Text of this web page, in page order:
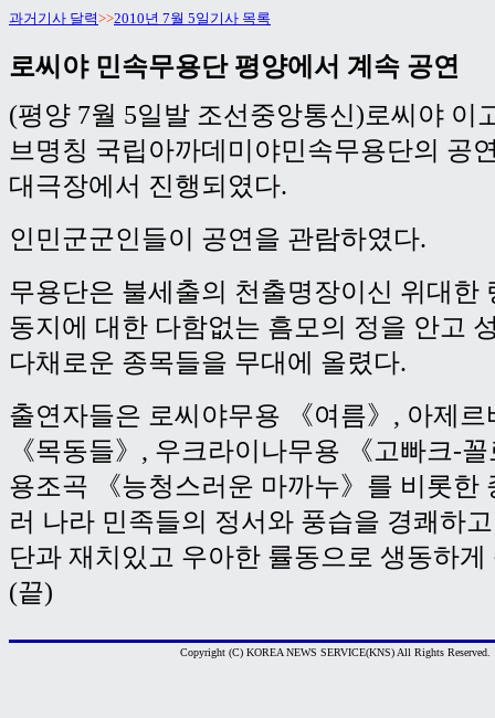
과거기사 달력>>2010년 7월 5일기사 목록
로씨야 민속무용단 평양에서 계속 공연
(평양 7월 5일발 조선중앙통신)로씨야 이
브명칭 국립아까데미야민속무용단의 공
대극장에서 진행되였다.
인민군군인들이 공연을 관람하였다.
무용단은 불세출의 천출명장이신 위대한
동지에 대한 다함없는 흠모의 정을 안고
다채로운 종목들을 무대에 올렸다.
출연자들은 로씨야무용 《여름》, 아제르
《목동들》, 우크라이나무용 《고빠크-
용조곡 《능청스러운 마까누》를 비롯한
러 나라 민족들의 정서와 풍습을 경쾌하
단과 재치있고 우아한 률동으로 생동하게
(끝)
Copyright (C) KOREA NEWS SERVICE(KNS) All Rights Reserved.